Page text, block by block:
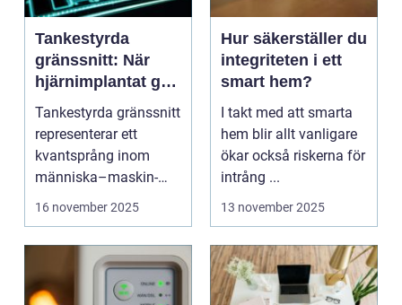
Tankestyrda
gränssnitt: När
hjärnimplantat gör
digital interaktion
sömlös
Tankestyrda gränssnitt
representerar ett
kvantsprång inom
människa–maskin-
inte...
16 november 2025
Hur säkerställer du
integriteten i ett
smart hem?
I takt med att smarta
hem blir allt vanligare
ökar också riskerna för
intrång ...
13 november 2025